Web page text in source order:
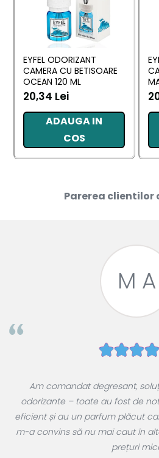
EYFEL ODORIZANT
CAMERA CU BETISOARE
OCEAN 120 ML
20,34 Lei
ADAUGA IN
COS
Parerea clientilor
M A
Am comandat degresant,
odorizante – toate au fost de
eficient și au un parfum plăcut
m-a convins să nu mai caut în
prețuri